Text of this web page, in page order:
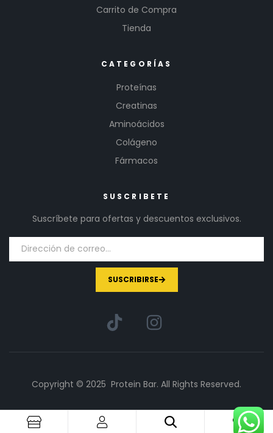
Carrito de Compra
Tienda
CATEGORÍAS
Proteínas
Creatinas
Aminoácidos
Colágeno
Fármacos
SUSCRIBETE
Suscríbete para ofertas y descuentos exclusivos.
SUSCRIBIRSE
Copyright © 2025 Protein Bar. All Rights Reserved.
1